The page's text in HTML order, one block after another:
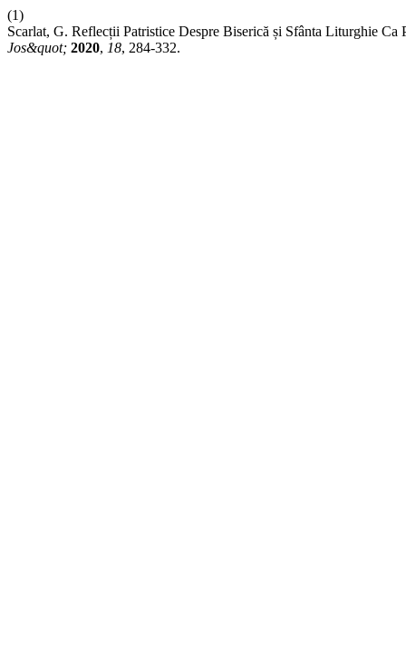
(1)
Scarlat, G. Reflecții Patristice Despre Biserică și Sfânta Liturghie
Jos&quot; 2020, 18, 284-332.